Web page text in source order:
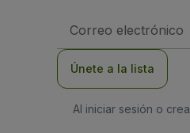
de
Únete a la lista
Al iniciar sesión o